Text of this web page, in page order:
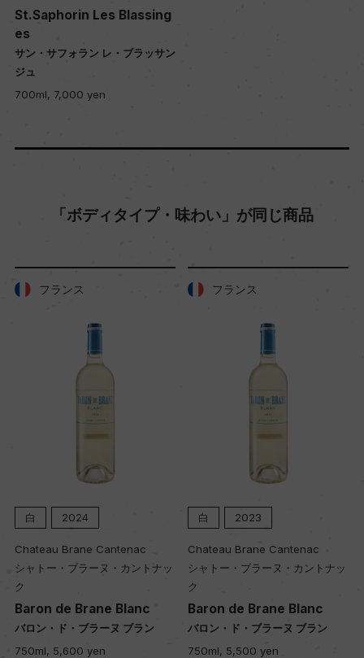
St.Saphorin Les Blassing
es
サン・サフォラン レ・ブラッサン
ジュ
700ml, 7,000 yen
「ボディタイプ・味わい」が同じ商品
フランス
白 2024
Chateau Brane Cantenac
シャトー・ブラーヌ・カントナッ
ク
Baron de Brane Blanc
バロン・ド・ブラーヌ ブラン
750ml, 5,600 yen
フランス
白 2023
Chateau Brane Cantenac
シャトー・ブラーヌ・カントナッ
ク
Baron de Brane Blanc
バロン・ド・ブラーヌ ブラン
750ml, 5,500 yen